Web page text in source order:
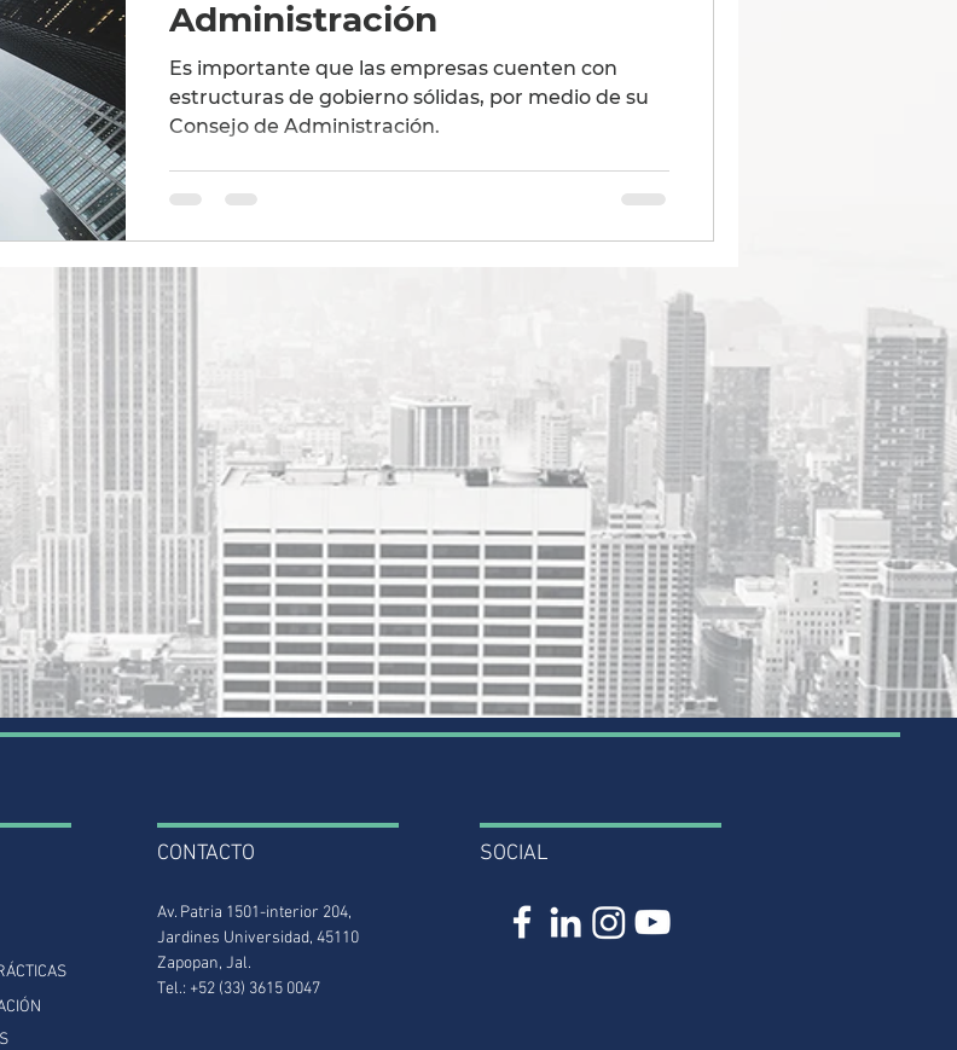
Administración
Es importante que las empresas cuenten con
estructuras de gobierno sólidas, por medio de su
Consejo de Administración.
CONTACTO
Av. Patria 1501-interior 204,
Jardines Universidad, 45110
Zapopan, Jal.
Tel.: +52 (33) 3615 0047
SOCIAL